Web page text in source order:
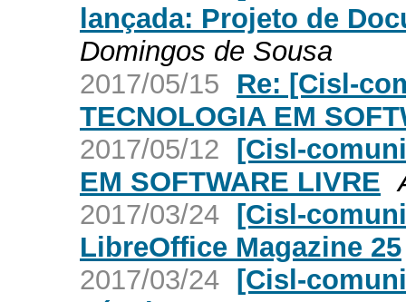
lançada: Projeto de
Domingos de Sousa
2017/05/15
Re: [Cisl-
TECNOLOGIA EM
2017/05/12 [Cisl-
EM SOFTWARE LIVRE
2017/03/24 [Cisl-
LibreOffice Magazine 25
2017/03/24 [Cisl-